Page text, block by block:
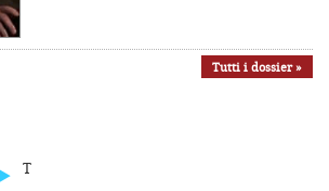
Tutti i dossier »
T